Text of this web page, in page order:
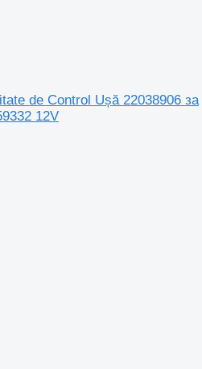
de Control Ușă 22038906 за
12V